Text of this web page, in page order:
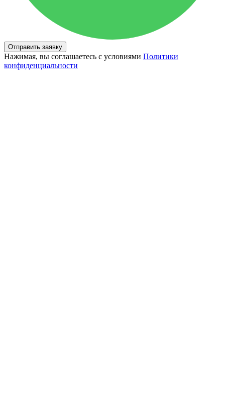
Отправить заявку
Нажимая, вы соглашаетесь с условиями Политики
конфиденциальности